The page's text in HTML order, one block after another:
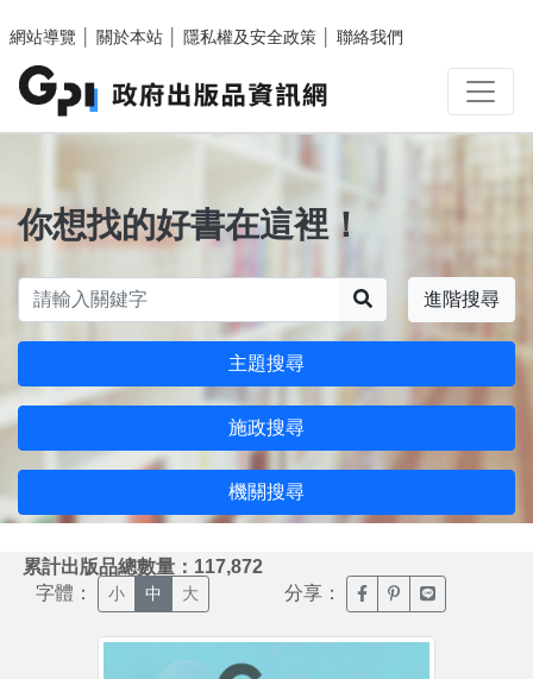
網站導覽
關於本站 隱私權及安全政策 聯絡我們
你想找的好書在這裡！
進階搜尋
主題搜尋
施政搜尋
機關搜尋
累計出版品總數量：117,872
字體： 小 中 大 分享： 臉書分享(另開新視窗)
噗浪分享(另開新
Line分享(另